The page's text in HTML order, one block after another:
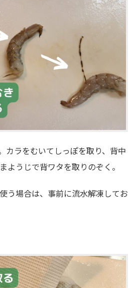
カラをむいてしっぽを取り、背中
ようじで背ワタを取りのぞく。
う場合は、事前に流水解凍してお